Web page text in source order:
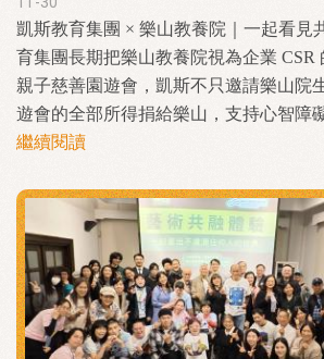
凱斯教育集團 × 樂山教養院｜一起看見
育集團長期把樂山教養院視為企業 CSR
親子慈善園遊會，凱斯不只邀請樂山院
遊會的全部所得捐給樂山，支持心智障
繼續閱讀